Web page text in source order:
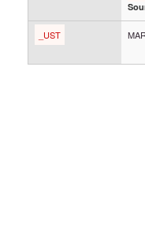
_UST